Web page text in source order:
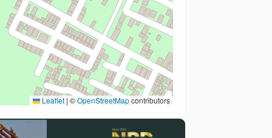
Leaflet | ©OpenStreetMapcontributors